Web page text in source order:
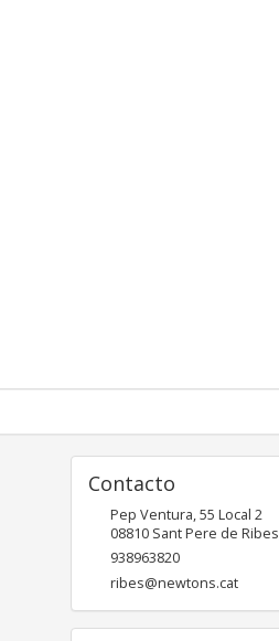
Contacto
Pep Ventura, 55 Local 2
08810 Sant Pere de Ribes
938963820
ribes@newtons.cat